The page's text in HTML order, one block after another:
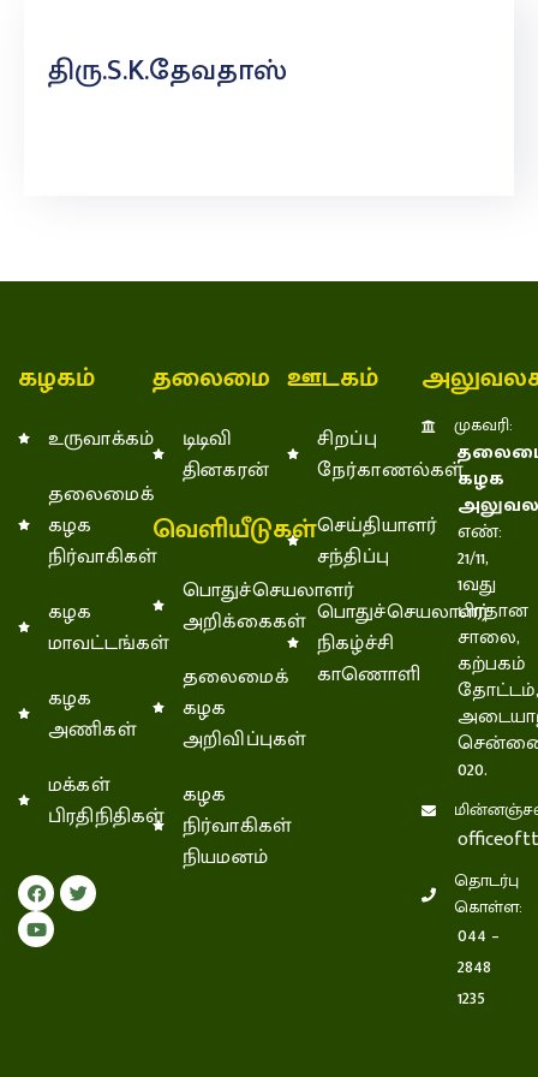
திரு.S.K.தேவதாஸ்
கழகம்
உருவாக்கம்
தலைமைக்
கழக
நிர்வாகிகள்
கழக
மாவட்டங்கள்
கழக
அணிகள்
மக்கள்
பிரதிநிதிகள்
தலைமை
டிடிவி
தினகரன்
வெளியீடுகள்
பொதுச்செயலாளர்
அறிக்கைகள்
தலைமைக்
கழக
அறிவிப்புகள்
கழக
நிர்வாகிகள்
நியமனம்
ஊடகம்
சிறப்பு
நேர்காணல்கள்
செய்தியாளர்
சந்திப்பு
பொதுச்செயலாளர்
நிகழ்ச்சி
காணொளி
முகவரி:
கழக
எண்:
21/11,
1வது
பிரதான
சாலை,
கற்பகம்
தோட்டம்,
020.
தொடர்பு
கொள்ள:
044 –
2848
1235